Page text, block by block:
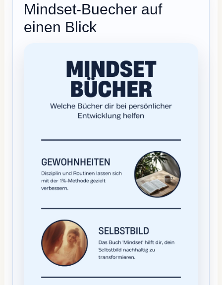
Mindset-Buecher auf
einen Blick